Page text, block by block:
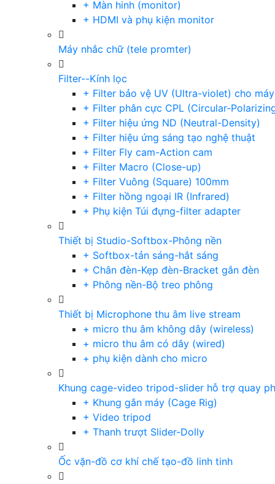
+ Màn hinh (monitor)
+ HDMI và phụ kiện monitor
Máy nhắc chữ (tele promter)
Filter--Kính lọc
+ Filter bảo vệ UV (Ultra-violet) cho
+ Filter phân cực CPL (Circular-
+ Filter hiệu ứng ND (Neutral-Density)
+ Filter hiệu ứng sáng tạo nghệ thuật
+ Filter Fly cam-Action cam
+ Filter Macro (Close-up)
+ Filter Vuông (Square) 100mm
+ Filter hồng ngoại IR (Infrared)
+ Phụ kiện Túi đựng-filter adapter
Thiết bị Studio-Softbox-Phông nền
+ Softbox-tản sáng-hắt sáng
+ Chân đèn-Kẹp đèn-Bracket gắn đèn
+ Phông nền-Bộ treo phông
Thiết bị Microphone thu âm live stream
+ micro thu âm không dây (wireless)
+ micro thu âm có dây (wired)
+ phụ kiện dành cho micro
Khung cage-video tripod-slider hỗ trợ quay
+ Khung gắn máy (Cage Rig)
+ Video tripod
+ Thanh trượt Slider-Dolly
Ốc vặn-đồ cơ khí chế tạo-đồ linh tinh